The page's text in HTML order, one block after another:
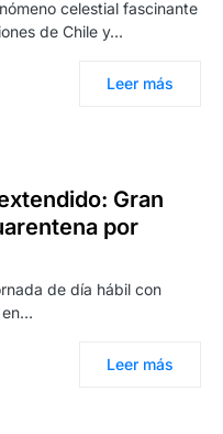
celestial fascinante
de Chile y…
Leer más
Gran
por
de día hábil con
en…
Leer más